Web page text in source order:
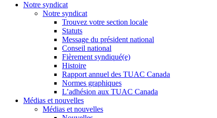
Notre syndicat
Notre syndicat
Trouvez votre section locale
Statuts
Message du président national
Conseil national
Fièrement syndiqué(e)
Histoire
Rapport annuel des TUAC Canada
Normes graphiques
L’adhésion aux TUAC Canada
Médias et nouvelles
Médias et nouvelles